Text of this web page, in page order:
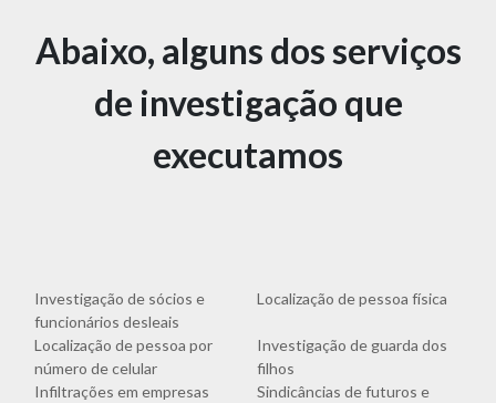
Abaixo, alguns dos serviços
de investigação que
executamos
Investigação de sócios e
funcionários desleais
Localização de pessoa física
Localização de pessoa por
número de celular
Investigação de guarda dos
filhos
Infiltrações em empresas
Sindicâncias de futuros e